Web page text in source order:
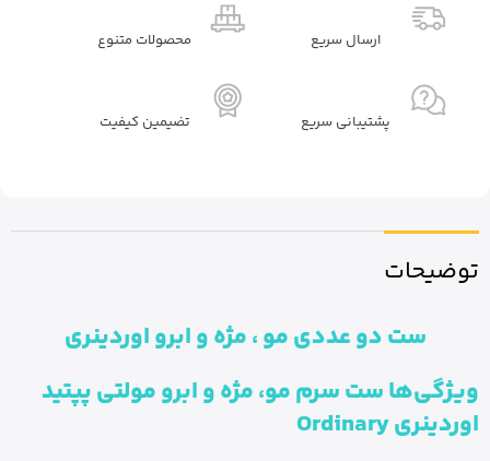
ارسال سریع محصولات متنوع
پشتیبانی سریع تضیمین کیفیت
توضیحات
ست دو عددی مو ، مژه و ابرو اوردینری
ویژگی‌ها ست سرم مو، مژه و ابرو مولتی پپتید
اوردینری Ordinary